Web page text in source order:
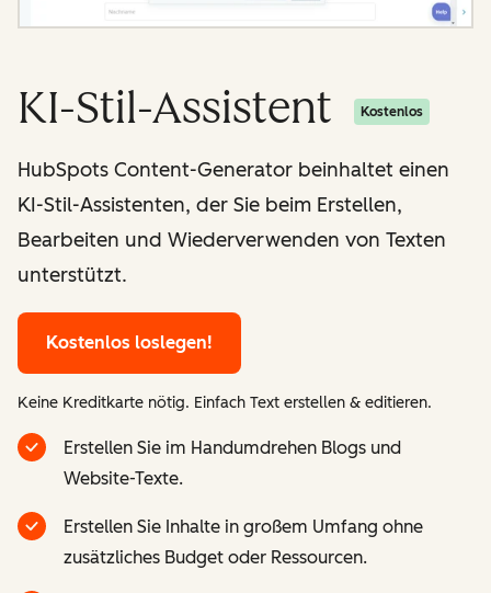
KI-Stil-Assistent Kostenlos
HubSpots Content-Generator beinhaltet einen
KI-Stil-Assistenten, der Sie beim Erstellen,
Bearbeiten und Wiederverwenden von Texten
unterstützt.
Kostenlos loslegen!
Keine Kreditkarte nötig. Einfach Text erstellen & editieren.
Erstellen Sie im Handumdrehen Blogs und
Website-Texte.
Erstellen Sie Inhalte in großem Umfang ohne
zusätzliches Budget oder Ressourcen.